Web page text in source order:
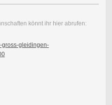
könnt ihr hier abrufen:
gross-gleidingen-